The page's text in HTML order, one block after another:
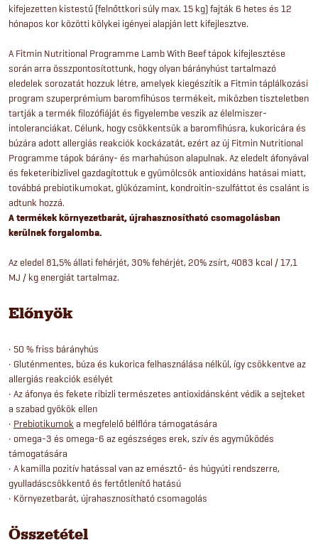
kifejezetten kistestű (felnőttkori súly max. 15 kg) fajták 6 hetes és 12
hónapos kor közötti kölykei igényei alapján lett kifejlesztve.
A Fitmin Nutritional Programme Lamb With Beef tápok kifejlesztése
során arra összpontosítottunk, hogy olyan bárányhúst tartalmazó
eledelek sorozatát hozzuk létre, amelyek kiegészítik a Fitmin táplálkozási
program szuperprémium baromfihúsos termékeit, miközben tiszteletben
tartják a termék filozófiáját és figyelembe veszik az élelmiszer-
intoleranciákat. Célunk, hogy csökkentsük a baromfihúsra, kukoricára és
búzára adott allergiás reakciók kockázatát, ezért az új Fitmin Nutritional
Programme tápok bárány- és marhahúson alapulnak. Az eledelt áfonyával
és feketeribizlivel gazdagítottuk e gyümölcsök antioxidáns hatásai miatt,
továbbá prebiotikumokat, glükózamint, kondroitin-szulfáttot és csalánt is
adtunk hozzá.
A termékek környezetbarát, újrahasznosítható csomagolásban
kerülnek forgalomba.
Az eledel 81,5% állati fehérjét, 30% fehérjét, 20% zsírt, 4083 kcal / 17,1
MJ / kg energiát tartalmaz.
Előnyök
• 50 % friss bárányhús
• Gluténmentes, búza és kukorica felhasználása nélkül, így csökkentve az
allergiás reakciók esélyét
• Az áfonya és fekete ribizli természetes antioxidánsként védik a sejteket
a szabad gyökök ellen
• Prebiotikumok a megfelelő bélflóra támogatására
• omega-3 és omega-6 az egészséges erek, szív és agyműködés
támogatására
• A kamilla pozitív hatással van az emésztő- és húgyúti rendszerre,
gyulladáscsökkentő és fertőtlenítő hatású
• Környezetbarát, újrahasznosítható csomagolás
Összetétel